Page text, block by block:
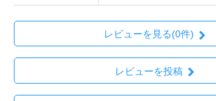
レビューを見る(0件)
レビューを投稿